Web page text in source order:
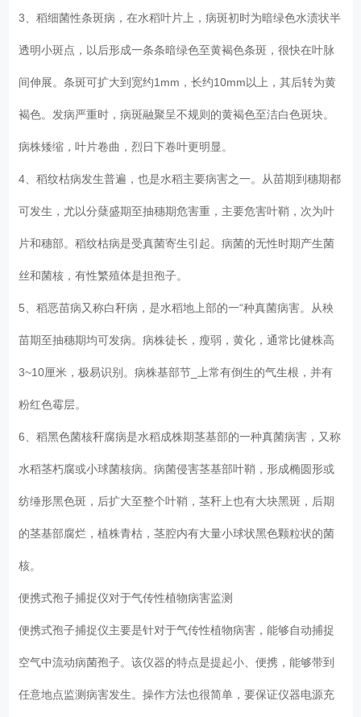
3、稻细菌性条斑病，在水稻叶片上，病斑初时为暗绿色水渍状半
透明小斑点，以后形成一条条暗绿色至黄褐色条斑，很快在叶脉
间伸展。条斑可扩大到宽约1mm，长约10mm以上，其后转为黄
褐色。发病严重时，病斑融聚呈不规则的黄褐色至洁白色斑块。
病株矮缩，叶片卷曲，烈日下卷叶更明显。
4、稻纹枯病发生普遍，也是水稻主要病害之一。从苗期到穗期都
可发生，尤以分蘖盛期至抽穗期危害重，主要危害叶鞘，次为叶
片和穗部。稻纹枯病是受真菌寄生引起。病菌的无性时期产生菌
丝和菌核，有性繁殖体是担孢子。
5、稻恶苗病又称白秆病，是水稻地上部的一“种真菌病害。从秧
苗期至抽穗期均可发病。病株徒长，瘦弱，黄化，通常比健株高
3~10厘米，极易识别。病株基部节_上常有倒生的气生根，并有
粉红色霉层。
6、稻黑色菌核秆腐病是水稻成株期茎基部的一种真菌病害，又称
水稻茎朽腐或小球菌核病。病菌侵害茎基部叶鞘，形成椭圆形或
纺缍形黑色斑，后扩大至整个叶鞘，茎秆上也有大块黑斑，后期
的茎基部腐烂，植株青枯，茎腔内有大量小球状黑色颗粒状的菌
核。
便携式孢子捕捉仪对于气传性植物病害监测
便携式孢子捕捉仪主要是针对于气传性植物病害，能够自动捕捉
空气中流动病菌孢子。该仪器的特点是提起小、便携，能够带到
任意地点监测病害发生。操作方法也很简单，要保证仪器电源充